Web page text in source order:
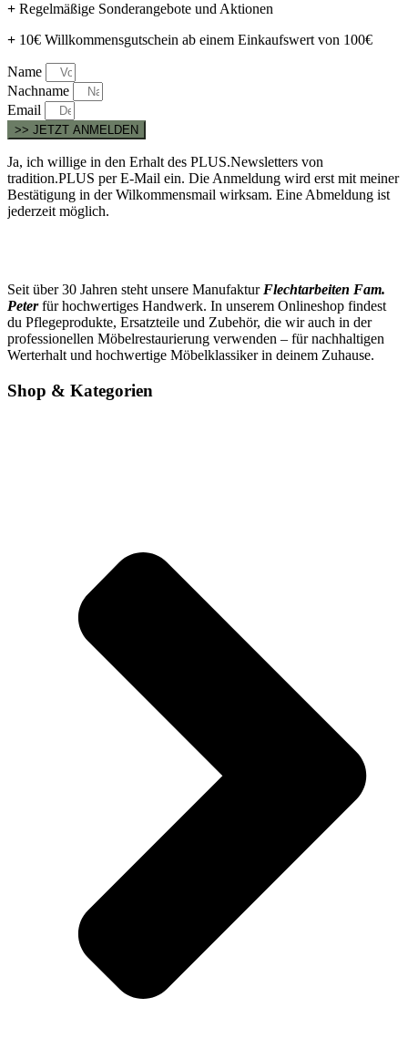
+ Regelmäßige Sonderangebote und Aktionen
+ 10€ Willkommensgutschein ab einem Einkaufswert von 100€
Name
Nachname
Email
>> JETZT ANMELDEN
Ja, ich willige in den Erhalt des PLUS.Newsletters von
tradition.PLUS per E-Mail ein. Die Anmeldung wird erst mit meiner
Bestätigung in der Wilkommensmail wirksam. Eine Abmeldung ist
jederzeit möglich.
Seit über 30 Jahren steht unsere ManufakturFlechtarbeiten Fam.
Peterfür hochwertiges Handwerk. In unserem Onlineshop findest
du Pflegeprodukte, Ersatzteile und Zubehör, die wir auch in der
professionellen Möbelrestaurierung verwenden – für nachhaltigen
Werterhalt und hochwertige Möbelklassiker in deinem Zuhause.
Shop & Kategorien